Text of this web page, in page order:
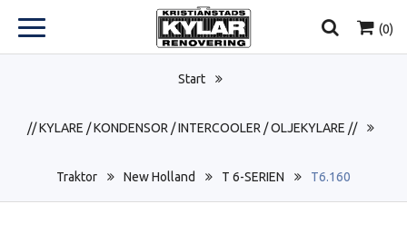
(0)
Start
// KYLARE / KONDENSOR / INTERCOOLER / OLJEKYLARE //
Traktor New Holland T 6-SERIEN T6.160